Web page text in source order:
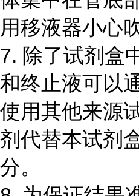
用移液器小心
7. 除了试剂盒
和终止液可以
使用其他来源
剂代替本试剂
分。